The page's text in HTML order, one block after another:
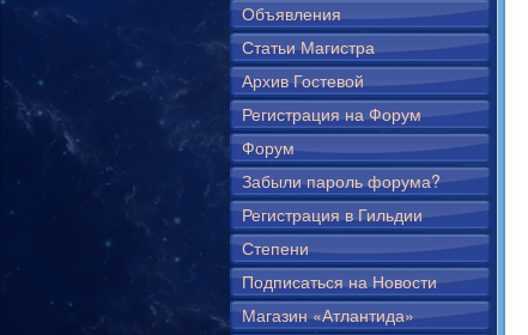
Объявления
Статьи Магистра
Архив Гостевой
Регистрация на Форум
Форум
Забыли пароль форума?
Регистрация в Гильдии
Степени
Подписаться на Новости
Магазин «Атлантида»